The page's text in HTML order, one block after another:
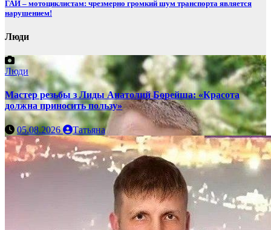
ГАИ – мотоциклистам: чрезмерно громкий шум транспорта является
нарушением!
Люди
Люди
Мастер резьбы з Лиды Анатолий Борейша: «Красота
должна приносить пользу»
05.08.2026 Татьяна